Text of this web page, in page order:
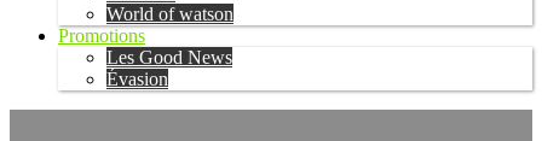
World of watson
Promotions
Les Good News
Évasion